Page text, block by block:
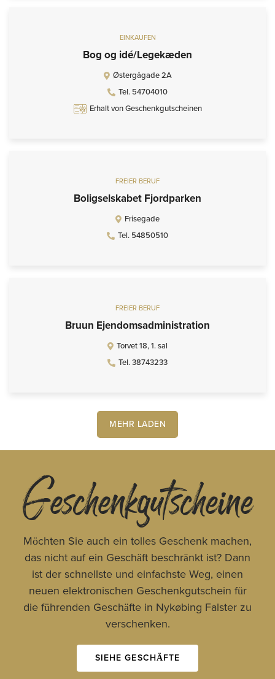
EINKAUFEN
Bog og idé/Legekæden
Østergågade 2A
Tel. 54704010
Erhalt von Geschenkgutscheinen
FREIER BERUF
Boligselskabet Fjordparken
Frisegade
Tel. 54850510
FREIER BERUF
Bruun Ejendomsadministration
Torvet 18, 1. sal
Tel. 38743233
MEHR LADEN
Geschenkgutscheine
Möchten Sie auch ein tolles Geschenk machen,
das nicht auf ein Geschäft beschränkt ist? Dann
ist der schnellste und einfachste Weg, einen
neuen elektronischen Geschenkgutschein für
die führenden Geschäfte in Nykøbing Falster zu
verschenken.
SIEHE GESCHÄFTE